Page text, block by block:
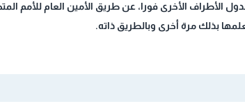
الأخرى فورا، عن طريق الأمين العام للأمم
بذلك مرة أخرى وبالطريق ذاته.